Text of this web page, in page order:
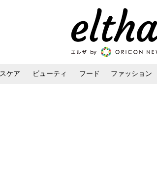
ケア ビューティ フード ファッション